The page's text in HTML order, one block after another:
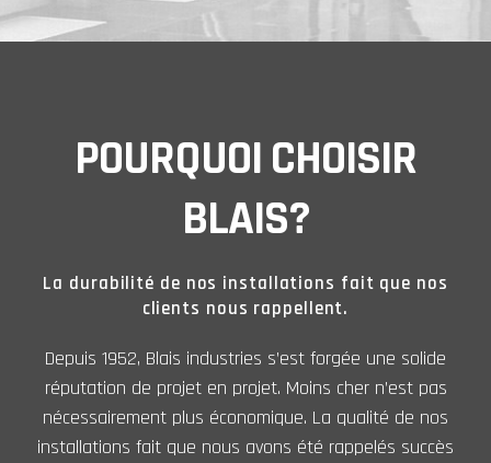
POURQUOI CHOISIR
BLAIS?
La durabilité de nos installations fait que nos
clients nous rappellent.
Depuis 1952, Blais industries s’est forgée une solide
réputation de projet en projet. Moins cher n’est pas
nécessairement plus économique. La qualité de nos
installations fait que nous avons été rappelés succès